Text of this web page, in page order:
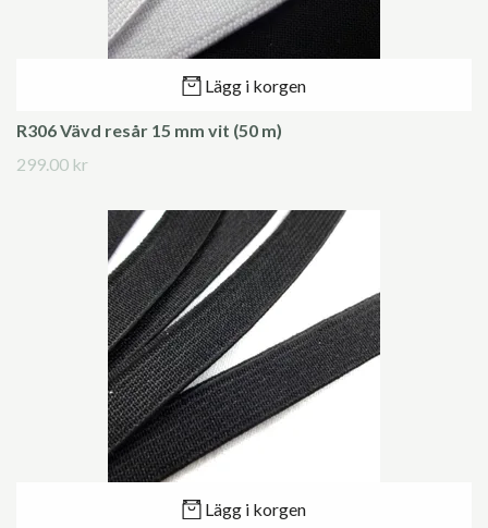
Lägg i korgen
R306 Vävd resår 15 mm vit (50 m)
299.00 kr
Lägg i korgen